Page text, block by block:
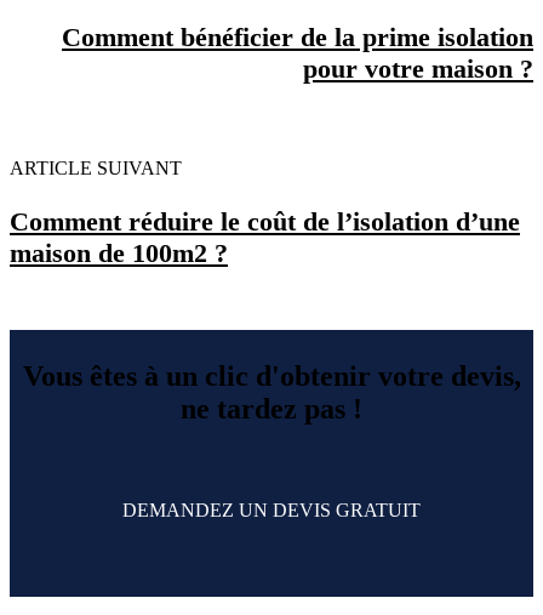
Comment bénéficier de la prime isolation
pour votre maison ?
ARTICLE SUIVANT
Comment réduire le coût de l’isolation d’une
maison de 100m2 ?
Vous êtes à un clic d'obtenir votre devis,
ne tardez pas !
DEMANDEZ UN DEVIS GRATUIT